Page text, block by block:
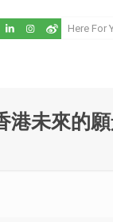
港未來的